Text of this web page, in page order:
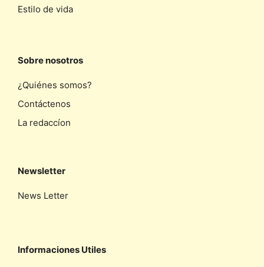
Estilo de vida
Sobre nosotros
¿Quiénes somos?
Contáctenos
La redaccíon
Newsletter
News Letter
Informaciones Utiles